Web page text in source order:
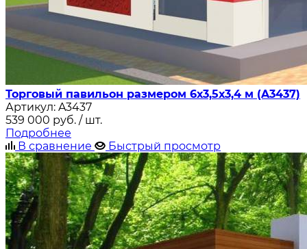
Торговый павильон размером 6х3,5х3,4 м (A3437)
Артикул: A3437
539 000 руб. / шт.
Подробнее
В сравнение
Быстрый просмотр